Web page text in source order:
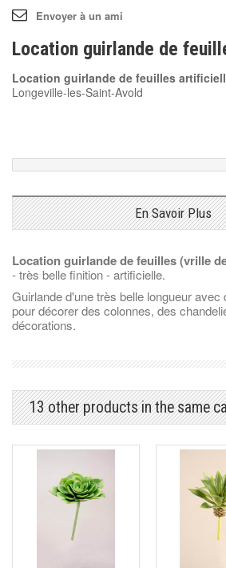
Envoyer à un ami
Location guirlande de
Location guirlande de feuilles
Longeville-les-Saint-Avold
En Savoir Plus
Location guirlande de feuilles (vrille
- très belle finition - artificielle.
Guirlande d'une très belle longueur avec
pour décorer des colonnes, des
décorations.
13 other products in the same